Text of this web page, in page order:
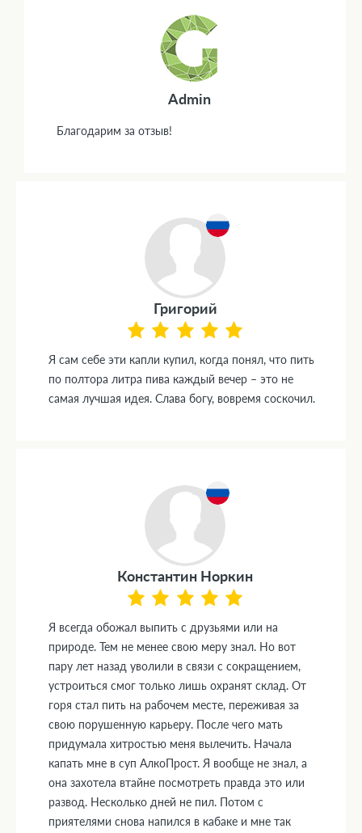
Admin
Благодарим за отзыв!
Григорий
Я сам себе эти капли купил, когда понял, что пить
по полтора литра пива каждый вечер – это не
самая лучшая идея. Слава богу, вовремя соскочил.
Константин Норкин
Я всегда обожал выпить с друзьями или на
природе. Тем не менее свою меру знал. Но вот
пару лет назад уволили в связи с сокращением,
устроиться смог только лишь охранят склад. От
горя стал пить на рабочем месте, переживая за
свою порушенную карьеру. После чего мать
придумала хитростью меня вылечить. Начала
капать мне в суп АлкоПрост. Я вообще не знал, а
она захотела втайне посмотреть правда это или
развод. Несколько дней не пил. Потом с
приятелями снова напился в кабаке и мне так